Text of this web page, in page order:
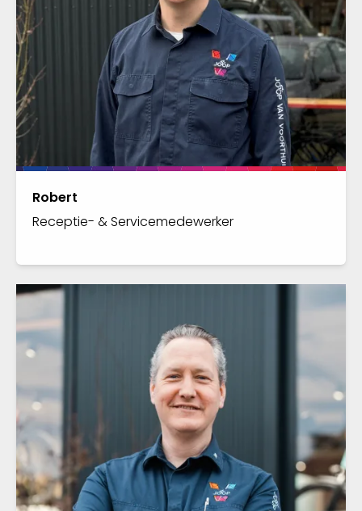
Robert
Receptie- & Servicemedewerker